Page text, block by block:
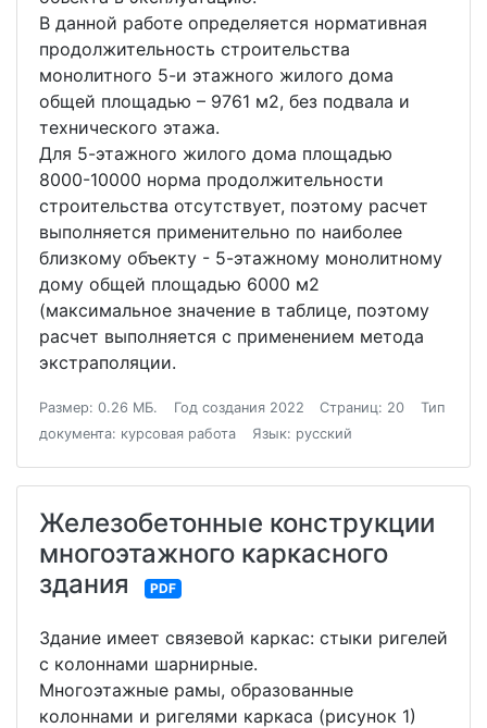
В данной работе определяется нормативная
продолжительность строительства
монолитного 5-и этажного жилого дома
общей площадью – 9761 м2, без подвала и
технического этажа.
Для 5-этажного жилого дома площадью
8000-10000 норма продолжительности
строительства отсутствует, поэтому расчет
выполняется применительно по наиболее
близкому объекту - 5-этажному монолитному
дому общей площадью 6000 м2
(максимальное значение в таблице, поэтому
расчет выполняется с применением метода
экстраполяции.
Размер: 0.26 МБ. Год создания 2022 Страниц: 20
Тип
документа: курсовая работа
Язык: русский
Железобетонные конструкции
многоэтажного каркасного
здания
PDF
Здание имеет связевой каркас: стыки ригелей
с колоннами шарнирные.
Многоэтажные рамы, образованные
колоннами и ригелями каркаса (рисунок 1)